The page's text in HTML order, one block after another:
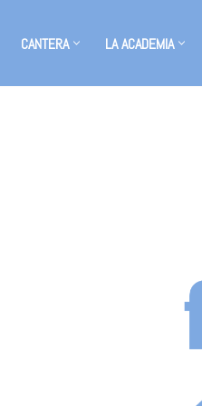
CANTERA LA ACADEMIA